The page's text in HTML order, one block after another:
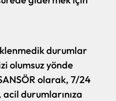
durumlar
olumsuz yönde
olarak, 7/24
acil durumlarınıza